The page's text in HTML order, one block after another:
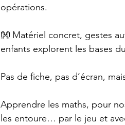
opérations.
👐 Matériel concret, gestes
enfants explorent les bases
Pas de fiche, pas d’écran,
Apprendre les maths, pour
les entoure… par le jeu et